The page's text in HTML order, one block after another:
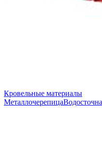
Кровельные материалы
Металлочерепица